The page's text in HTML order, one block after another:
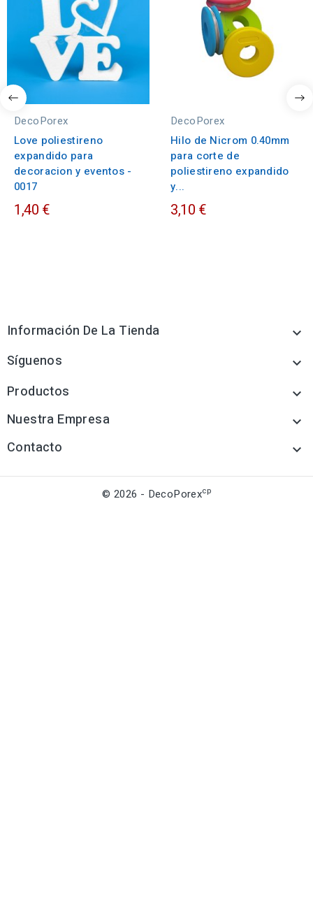
DecoPorex
Love poliestireno
expandido para
decoracion y eventos -
0017
1,40 €
DecoPorex
Hilo de Nicrom 0.40mm
para corte de
poliestireno expandido
y...
3,10 €
Información De La Tienda 
Síguenos 
Productos 
Nuestra Empresa 
Contacto 
© 2026 - DecoPorexcp